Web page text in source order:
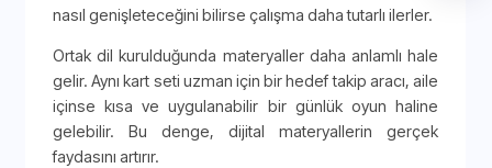
nasıl genişleteceğini bilirse çalışma daha tutarlı ilerler.
Ortak dil kurulduğunda materyaller daha anlamlı hale
gelir. Aynı kart seti uzman için bir hedef takip aracı, aile
içinse kısa ve uygulanabilir bir günlük oyun haline
gelebilir. Bu denge, dijital materyallerin gerçek
faydasını artırır.